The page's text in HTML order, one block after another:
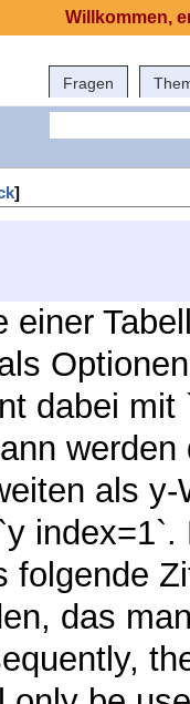
Fragen
]
einer
dabei
als
folgende
das
Willkommen,